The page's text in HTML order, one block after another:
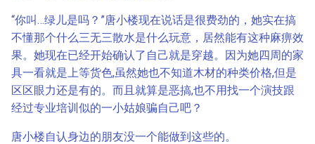
“你叫…绿儿是吗？”唐小楼现在说话是很费劲的，她实在搞
不懂那个什么三无三散水是什么玩意，居然能有这种麻痹效
果。她现在已经开始确认了自己就是穿越。因为她四周的家
具一看就是上等货色,虽然她也不知道木材的种类价格,但是
区区眼力还是有的。而且就算是恶搞,也不用找一个演技跟
经过专业培训似的一小姑娘骗自己吧？
唐小楼自认身边的朋友没一个能做到这些的。